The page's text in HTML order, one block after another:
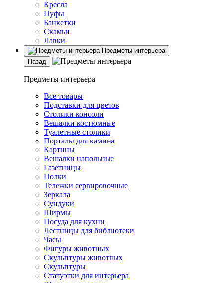
Кресла
Пуфы
Банкетки
Скамьи
Лавки
Предметы интерьера
Назад
Предметы интерьера
Все товары
Подставки для цветов
Столики консоли
Вешалки костюмные
Туалетные столики
Порталы для камина
Картины
Вешалки напольные
Газетницы
Полки
Тележки сервировочные
Зеркала
Сундуки
Ширмы
Посуда для кухни
Лестницы для библиотеки
Часы
Фигуры животных
Скульптуры животных
Скульптуры
Статуэтки для интерьера